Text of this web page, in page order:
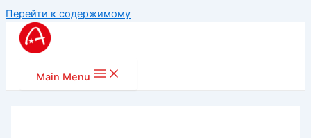
Перейти к содержимому
Main Menu